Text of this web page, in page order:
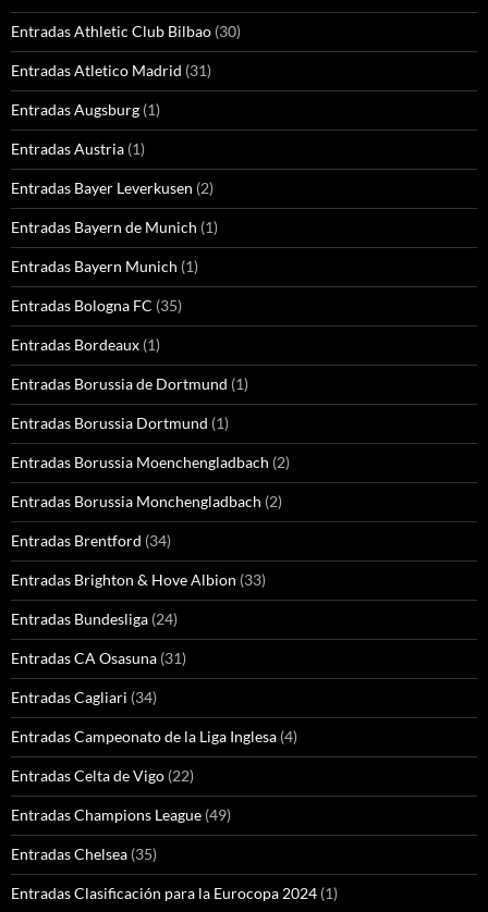
Entradas Athletic Club Bilbao (30)
Entradas Atletico Madrid (31)
Entradas Augsburg (1)
Entradas Austria (1)
Entradas Bayer Leverkusen (2)
Entradas Bayern de Munich (1)
Entradas Bayern Munich (1)
Entradas Bologna FC (35)
Entradas Bordeaux (1)
Entradas Borussia de Dortmund (1)
Entradas Borussia Dortmund (1)
Entradas Borussia Moenchengladbach (2)
Entradas Borussia Monchengladbach (2)
Entradas Brentford (34)
Entradas Brighton & Hove Albion (33)
Entradas Bundesliga (24)
Entradas CA Osasuna (31)
Entradas Cagliari (34)
Entradas Campeonato de la Liga Inglesa (4)
Entradas Celta de Vigo (22)
Entradas Champions League (49)
Entradas Chelsea (35)
Entradas Clasificación para la Eurocopa 2024 (1)